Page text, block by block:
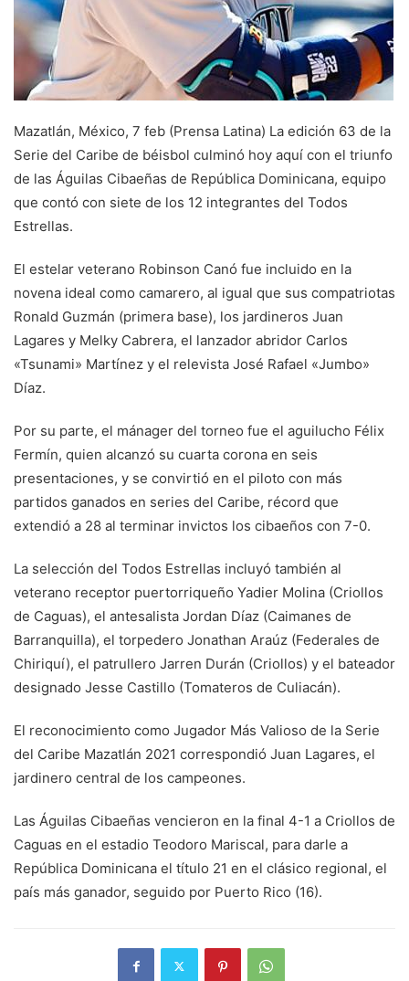
Mazatlán, México, 7 feb (Prensa Latina) La edición 63 de la
Serie del Caribe de béisbol culminó hoy aquí con el triunfo
de las Águilas Cibaeñas de República Dominicana, equipo
que contó con siete de los 12 integrantes del Todos
Estrellas.
El estelar veterano Robinson Canó fue incluido en la
novena ideal como camarero, al igual que sus compatriotas
Ronald Guzmán (primera base), los jardineros Juan
Lagares y Melky Cabrera, el lanzador abridor Carlos
«Tsunami» Martínez y el relevista José Rafael «Jumbo»
Díaz.
Por su parte, el mánager del torneo fue el aguilucho Félix
Fermín, quien alcanzó su cuarta corona en seis
presentaciones, y se convirtió en el piloto con más
partidos ganados en series del Caribe, récord que
extendió a 28 al terminar invictos los cibaeños con 7-0.
La selección del Todos Estrellas incluyó también al
veterano receptor puertorriqueño Yadier Molina (Criollos
de Caguas), el antesalista Jordan Díaz (Caimanes de
Barranquilla), el torpedero Jonathan Araúz (Federales de
Chiriquí), el patrullero Jarren Durán (Criollos) y el bateador
designado Jesse Castillo (Tomateros de Culiacán).
El reconocimiento como Jugador Más Valioso de la Serie
del Caribe Mazatlán 2021 correspondió Juan Lagares, el
jardinero central de los campeones.
Las Águilas Cibaeñas vencieron en la final 4-1 a Criollos de
Caguas en el estadio Teodoro Mariscal, para darle a
República Dominicana el título 21 en el clásico regional, el
país más ganador, seguido por Puerto Rico (16).